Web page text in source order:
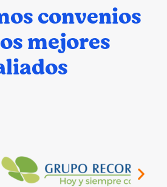
convenios
mejores